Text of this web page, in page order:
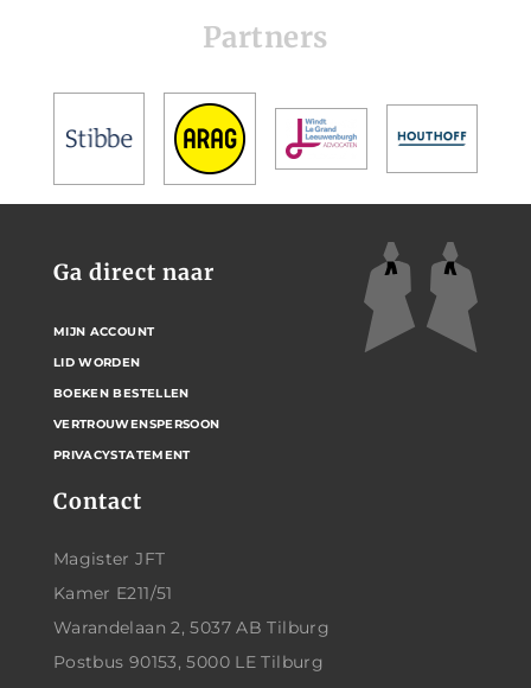
Partners
Contact
Magister JFT
Kamer E211/51
Warandelaan 2, 5037 AB Tilburg
Postbus 90153, 5000 LE Tilburg
Ga direct naar
MIJN ACCOUNT
LID WORDEN
BOEKEN BESTELLEN
VERTROUWENSPERSOON
PRIVACYSTATEMENT